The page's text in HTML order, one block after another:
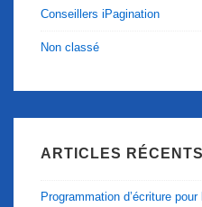
Conseillers iPagination
Non classé
ARTICLES RÉCENTS
Programmation d’écriture